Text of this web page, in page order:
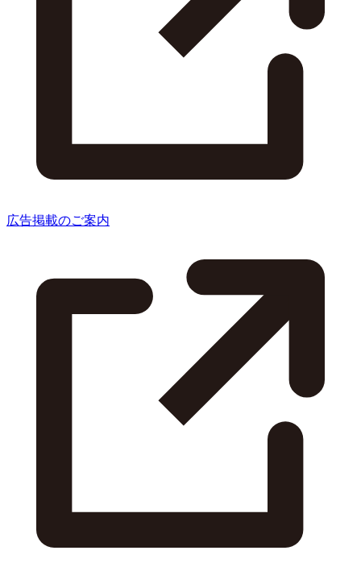
広告掲載のご案内